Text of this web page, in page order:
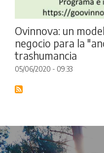
Ovinnova: un
negocio para la
trashumancia
05/06/2020 - 09:33